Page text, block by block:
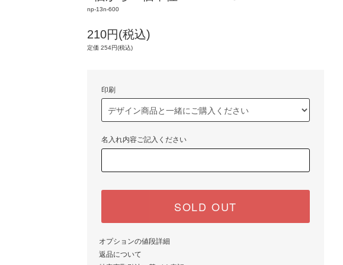
np-13n-600
210円(税込)
定価 254円(税込)
印刷
名入れ内容ご記入ください
SOLD OUT
オプションの値段詳細
返品について